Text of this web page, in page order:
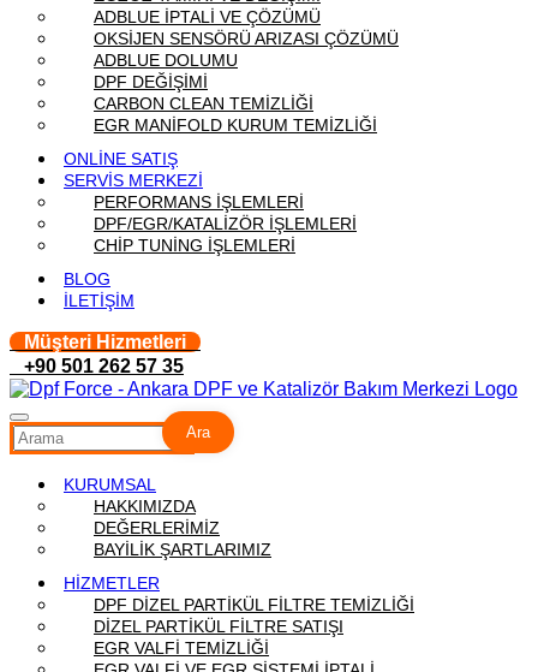
ADBLUE İPTALİ VE ÇÖZÜMÜ
OKSİJEN SENSÖRÜ ARIZASI ÇÖZÜMÜ
ADBLUE DOLUMU
DPF DEĞİŞİMİ
CARBON CLEAN TEMİZLİĞİ
EGR MANİFOLD KURUM TEMİZLİĞİ
ONLİNE SATIŞ
SERVİS MERKEZİ
PERFORMANS İŞLEMLERİ
DPF/EGR/KATALİZÖR İŞLEMLERİ
CHİP TUNİNG İŞLEMLERİ
BLOG
İLETİŞİM
Müşteri Hizmetleri
+90 501 262 57 35
Ara
KURUMSAL
HAKKIMIZDA
DEĞERLERİMİZ
BAYİLİK ŞARTLARIMIZ
HİZMETLER
DPF DİZEL PARTİKÜL FİLTRE TEMİZLİĞİ
DİZEL PARTİKÜL FİLTRE SATIŞI
EGR VALFİ TEMİZLİĞİ